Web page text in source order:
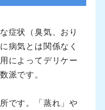
症状（臭気、おり
病気とは関係なく
によってデリケー
派です。
です。「蒸れ」や